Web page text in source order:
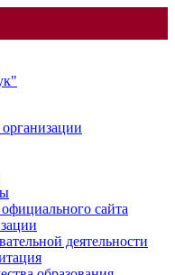
сайта
деятельности